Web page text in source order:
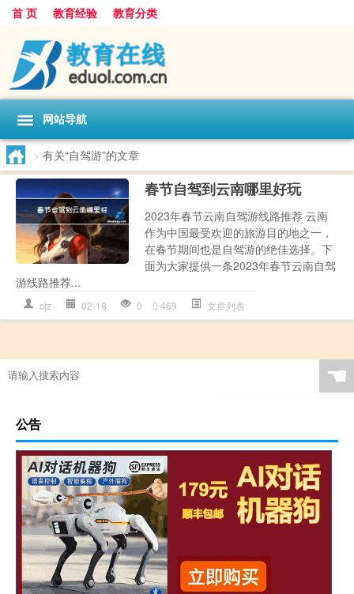
首 页 教育经验 教育分类
网站导航
> 有关“自驾游”的文章
春节自驾到云南哪里好玩
2023年春节云南自驾游线路推荐 云南
作为中国最受欢迎的旅游目的地之一，
在春节期间也是自驾游的绝佳选择。下
面为大家提供一条2023年春节云南自驾
游线路推荐...
cjz 02-18 0 469 文章列表
☚
公告